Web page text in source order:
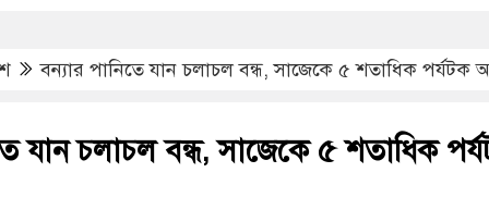
বন্যার পানিতে যান চলাচল বন্ধ, সাজেকে ৫ শতাধিক পর্যটক
যান চলাচল বন্ধ, সাজেকে ৫ শতাধিক